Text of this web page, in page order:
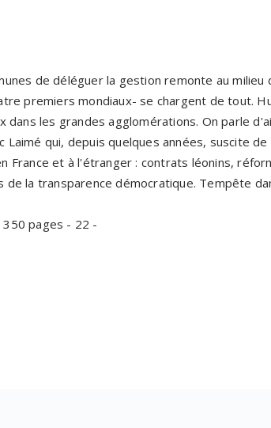
de déléguer la gestion remonte au
premiers mondiaux- se chargent de tout.
les grandes agglomérations. On parle
qui, depuis quelques années, suscite
France et à l'étranger : contrats léonins,
de la transparence démocratique. Tempête
pages - 22 -